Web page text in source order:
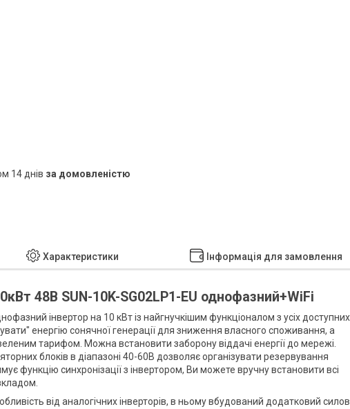
14 днів за домовленістю
Характеристики Інформація для замовлення
48В SUN-10K-SG02LP1-EU однофазний+WiFi
інвертор на 10 кВт із найгнучкішим функціоналом з усіх
енергію сонячної генерації для зниження власного споживання, а
тарифом. Можна встановити заборону віддачі енергії до мережі.
блоків в діапазоні 40-60В дозволяє організувати резервування
функцію синхронізації з інвертором, Ви можете вручну встановити всі
від аналогічних інверторів, в ньому вбудований додатковий